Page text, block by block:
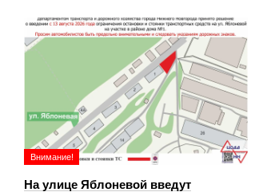
Внимание!
На улице Яблоневой введут